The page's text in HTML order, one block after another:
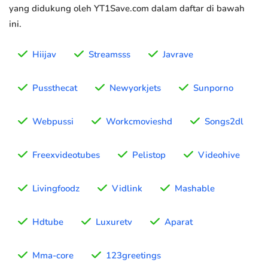
yang didukung oleh YT1Save.com dalam daftar di bawah
ini.
Hiijav Streamsss Javrave
Pussthecat Newyorkjets Sunporno
Webpussi Workcmovieshd Songs2dl
Freexvideotubes Pelistop Videohive
Livingfoodz Vidlink Mashable
Hdtube Luxuretv Aparat
Mma-core 123greetings